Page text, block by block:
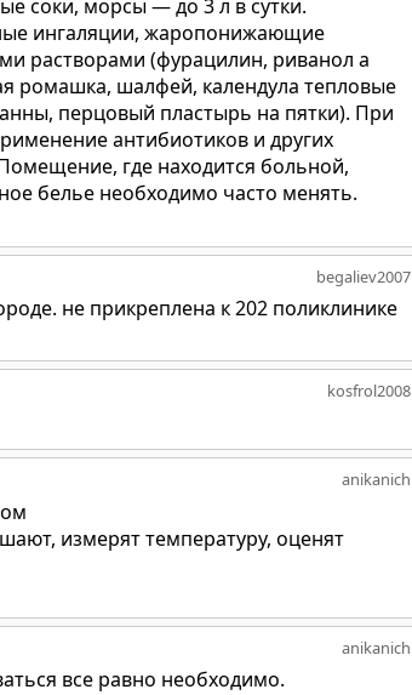
соки, морсы — до 3 л в сутки.
ингаляции, жаропонижающие
растворами (фурацилин, риванол а
ромашка, шалфей, календула тепловые
перцовый пластырь на пятки). При
антибиотиков и других
где находится больной,
белье необходимо часто менять.
begaliev2007
не прикреплена к 202 поликлинике
kosfrol2008
anikanich
измерят температуру, оценят
anikanich
все равно необходимо.